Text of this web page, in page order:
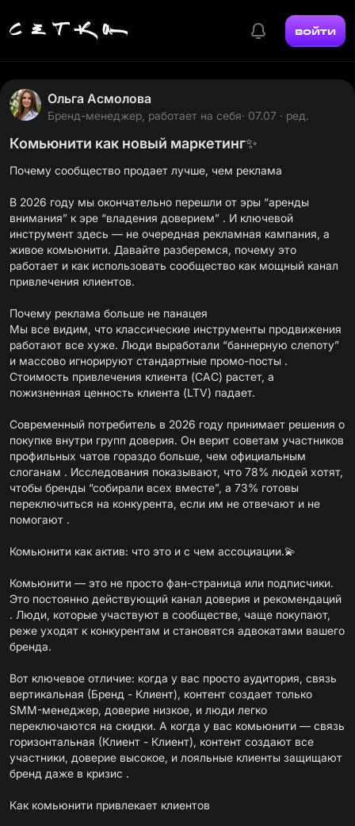
войти
Ольга Асмолова
Бренд-менеджер, работает на себя· 07.07 · ред.
Комьюнити как новый маркетинг✨
Почему сообщество продает лучше, чем реклама
В 2026 году мы окончательно перешли от эры “аренды
внимания” к эре “владения доверием” . И ключевой
инструмент здесь — не очередная рекламная кампания, а
живое комьюнити. Давайте разберемся, почему это
работает и как использовать сообщество как мощный канал
привлечения клиентов.
Почему реклама больше не панацея
Мы все видим, что классические инструменты продвижения
работают все хуже. Люди выработали “баннерную слепоту”
и массово игнорируют стандартные промо-посты .
Стоимость привлечения клиента (CAC) растет, а
пожизненная ценность клиента (LTV) падает.
Современный потребитель в 2026 году принимает решения о
покупке внутри групп доверия. Он верит советам участников
профильных чатов гораздо больше, чем официальным
слоганам . Исследования показывают, что 78% людей хотят,
чтобы бренды “собирали всех вместе”, а 73% готовы
переключиться на конкурента, если им не отвечают и не
помогают .
Комьюнити как актив: что это и с чем ассоциации.💫
Комьюнити — это не просто фан-страница или подписчики.
Это постоянно действующий канал доверия и рекомендаций
. Люди, которые участвуют в сообществе, чаще покупают,
реже уходят к конкурентам и становятся адвокатами вашего
бренда.
Вот ключевое отличие: когда у вас просто аудитория, связь
вертикальная (Бренд - Клиент), контент создает только
SMM-менеджер, доверие низкое, и люди легко
переключаются на скидки. А когда у вас комьюнити — связь
горизонтальная (Клиент - Клиент), контент создают все
участники, доверие высокое, и лояльные клиенты защищают
бренд даже в кризис .
Как комьюнити привлекает клиентов